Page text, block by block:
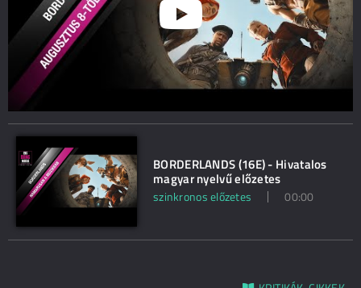
BORDERLANDS (16E) - Hivatalos
magyar nyelvű előzetes
szinkronos előzetes 00:00